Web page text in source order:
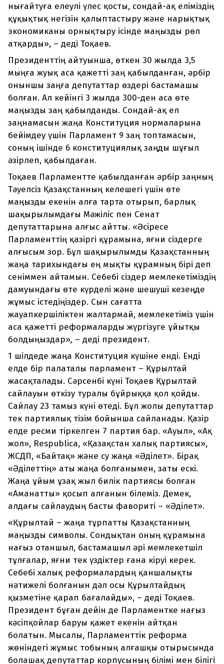
нығайтуға елеулі үлес қосты, сондай-ақ еліміздің
құқықтық негізін қалыптастыру және нарықтық
экономиканы орнықтыру ісінде маңызды рөл
атқарды», – деді Тоқаев.
Президенттің айтуынша, өткен 30 жылда 3,5
мыңға жуық аса қажетті заң қабылданған, әрбір
оныншы заңға депутаттар өздері бастамашы
болған. Ал кейінгі 3 жылда 300-ден аса өте
маңызды заң қабылданды. Сондай-ақ ел
заңнамасын жаңа Конституция нормаларына
бейімдеу үшін Парламент 9 заң топтамасын,
соның ішінде 6 конституциялық заңды шұғыл
әзірлеп, қабылдаған.
Тоқаев Парламентте қабылданған әрбір заңның
Тәуелсіз Қазақстанның келешегі үшін өте
маңызды екенін алға тарта отырып, барлық
шақырылымдағы Мәжіліс пен Сенат
депутаттарына алғыс айтты. «Әсіресе
Парламенттің қазіргі құрамына, яғни сіздерге
алғысым зор. Бұл шақырылымды Қазақстанның
жаңа тарихындағы ең мықты құрамның бірі деп
сеніммен айтамын. Себебі сіздер мемлекетіміздің
дамуындағы өте күрделі және шешуші кезеңде
жұмыс істедіңіздер. Сын сағатта
жауапкершіліктен жалтармай, мемлекетіміз үшін
аса қажетті реформаларды жүргізуге ұйытқы
болдыңыздар», – деді президент.
1 шілдеде жаңа Конституция күшіне енді. Енді
елде бір палаталы парламент – Құрылтай
жасақталады. Сәрсенбі күні Тоқаев Құрылтай
сайлауын өткізу туралы бұйрыққа қол қойды.
Сайлау 23 тамыз күні өтеді. Бұл жолы депутаттар
тек партиялық тізім бойынша сайланады. Қазір
елде ресми тіркелген 7 партия бар. «Ауыл», «Ақ
жол», Respublica, «Қазақстан халық партиясы»,
ЖСДП, «Байтақ» және су жаңа «Әділет». Бірақ
«Әділеттің» аты жаңа болғанымен, заты ескі.
Жаңа ұйым ұзақ жыл билік партиясы болған
«Аманатты» қосып алғанын білеміз. Демек,
алдағы сайлаудың басты фавориті – «Әділет».
«Құрылтай – жаңа тұрпатты Қазақстанның
маңызды символы. Сондықтан оның құрамына
нағыз отаншыл, бастамашыл әрі мемлекетшіл
тұлғалар, яғни тек үздіктер ғана кіруі керек.
Себебі халық реформалардың қаншалықты
нәтижелі болғанын дәл осы Құрылтайдың
қызметіне қарап бағалайды», – деді Тоқаев.
Президент бұған дейін де Парламентке нағыз
кәсіпқойлар баруы қажет екенін айтқан
болатын. Мысалы, Парламенттік реформа
жөніндегі жұмыс тобының алғашқы отырысында
болашақ депутаттар корпусының білімі мен білігі